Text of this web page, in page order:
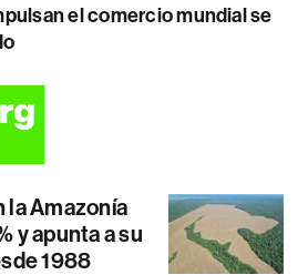
el comercio mundial se
la Amazonía
y apunta a su
1988